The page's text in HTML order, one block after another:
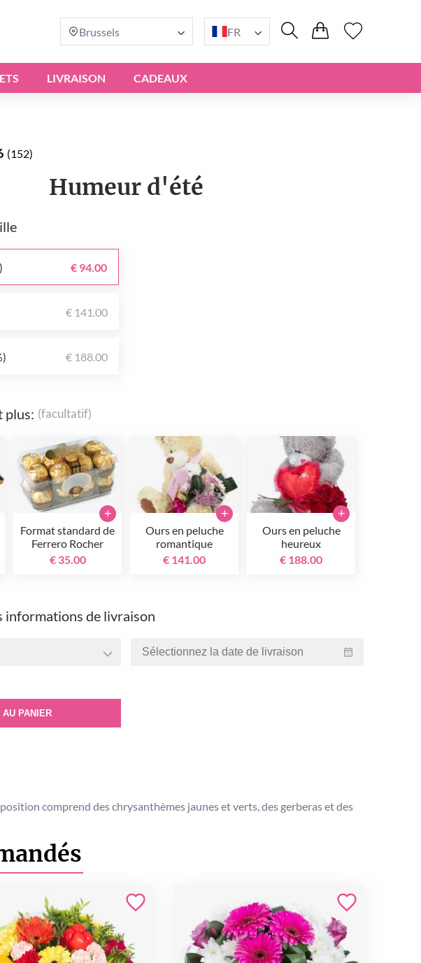
Brussels FR
LIVRAISON CADEAUX
(152)
Humeur d'été
€ 94.00
€ 141.00
€ 188.00
plus: (facultatif)
Format standard de
Ferrero Rocher
€ 35.00
+
Ours en peluche
romantique
€ 141.00
+
Ours en peluche
heureux
€ 188.00
+
informations de livraison
AU PANIER
comprend des chrysanthèmes jaunes et verts, des gerberas et des